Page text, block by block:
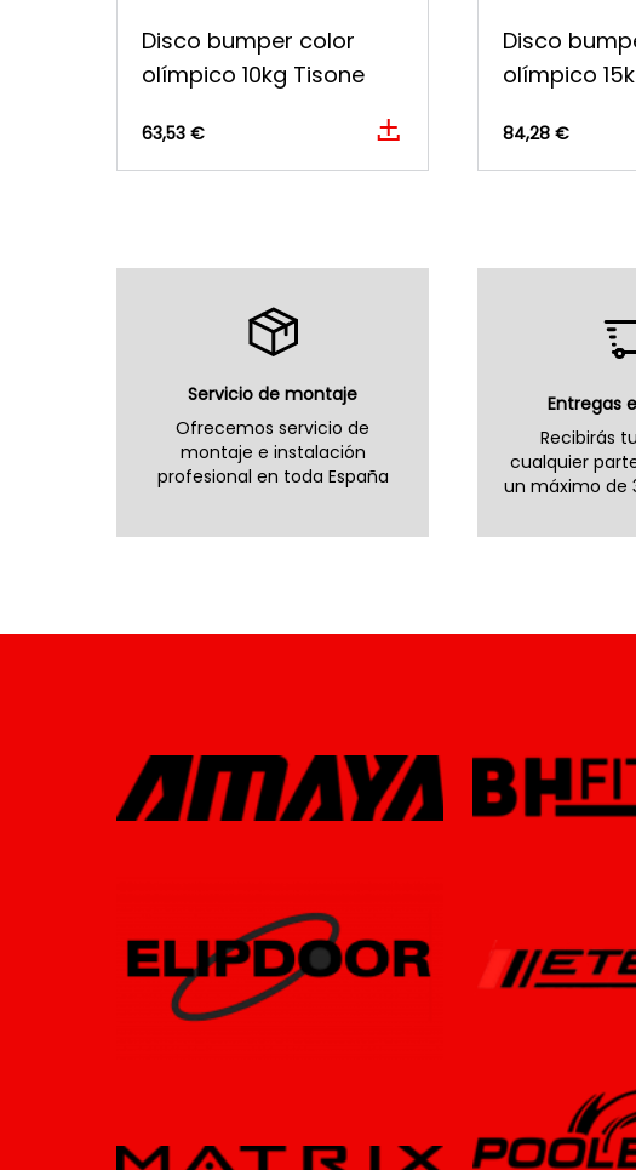
Disco bumper color
olímpico 10kg Tisone
63,53 €
Disco
olímpico
84,28 €
Servicio de montaje
Ofrecemos servicio de
montaje e instalación
profesional en toda España
Entregas
Recibirás
cualquier
un máximo de